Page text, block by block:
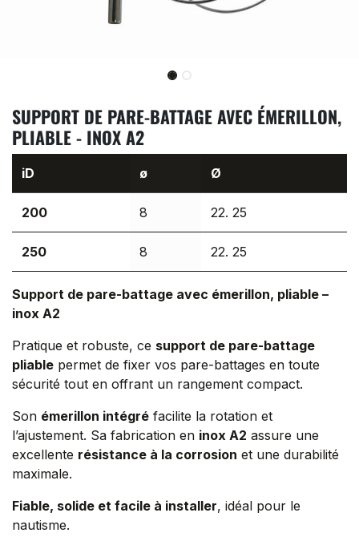
SUPPORT DE PARE-BATTAGE AVEC ÉMERILLON,
PLIABLE - INOX A2
iD ø Ø
200 8 22. 25
250 8 22. 25
Support de pare-battage avec émerillon, pliable –
inox A2
Pratique et robuste, ce support de pare-battage
pliable permet de fixer vos pare-battages en toute
sécurité tout en offrant un rangement compact.
Son émerillon intégré facilite la rotation et
l’ajustement. Sa fabrication en inox A2 assure une
excellente résistance à la corrosion et une durabilité
maximale.
Fiable, solide et facile à installer, idéal pour le
nautisme.